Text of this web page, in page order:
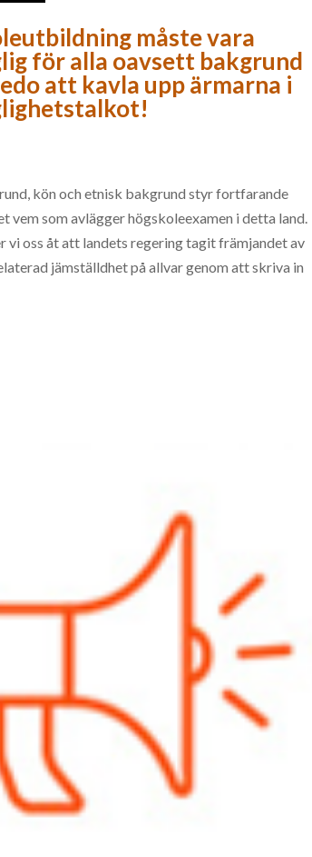
måste vara
för alla oavsett bakgrund
att kavla upp ärmarna i
kön och etnisk bakgrund styr fortfarande
vem som avlägger högskoleexamen i detta land.
vi oss åt att landets regering tagit främjandet av
jämställdhet på allvar genom att skriva in